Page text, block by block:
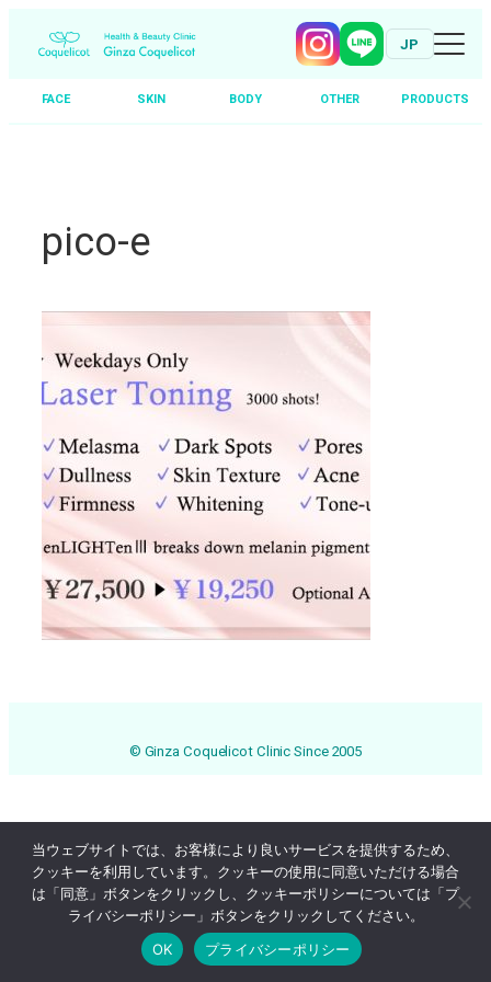
JP
FACE SKIN BODY OTHER PRODUCTS
Online Reservation 03-3569-1233
pico-e
© Ginza Coquelicot Clinic Since 2005
当ウェブサイトでは、お客様により良いサービスを提供するため、
クッキーを利用しています。クッキーの使用に同意いただける場合
は「同意」ボタンをクリックし、クッキーポリシーについては「プ
ライバシーポリシー」ボタンをクリックしてください。
OK
プライバシーポリシー